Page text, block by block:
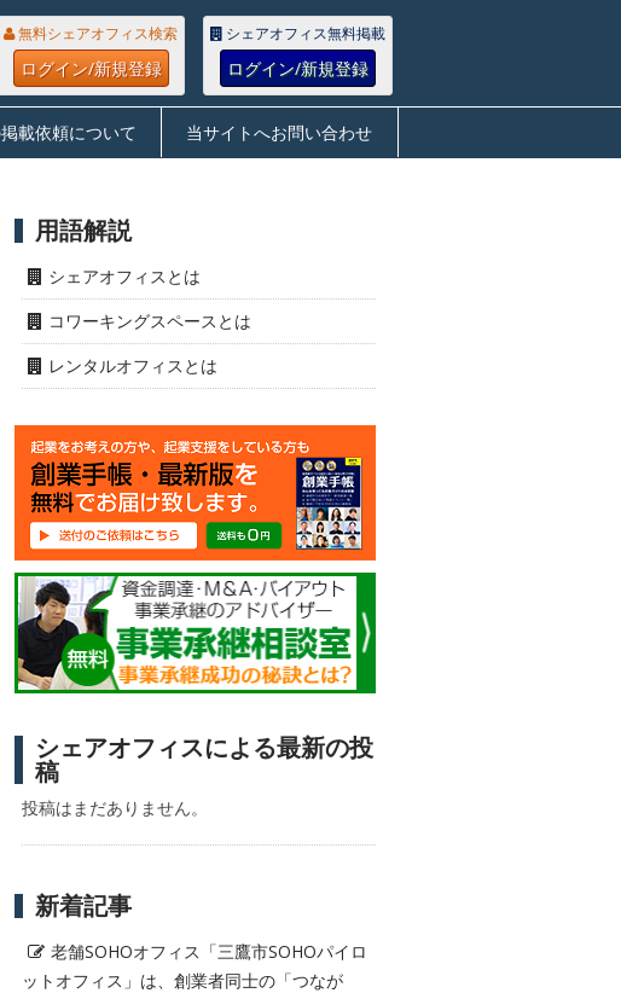
無料シェアオフィス検索
ログイン/新規登録
シェアオフィス無料掲載
ログイン/新規登録
載依頼について 当サイトへお問い合わせ
用語解説
シェアオフィスとは
コワーキングスペースとは
レンタルオフィスとは
シェアオフィスによる最新の投
稿
投稿はまだありません。
新着記事
老舗SOHOオフィス「三鷹市SOHOパイロ
ットオフィス」は、創業者同士の「つなが